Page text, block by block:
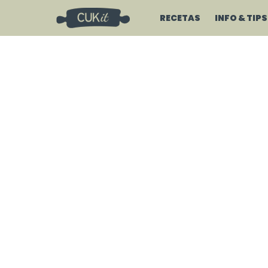
RECETAS INFO & TIPS